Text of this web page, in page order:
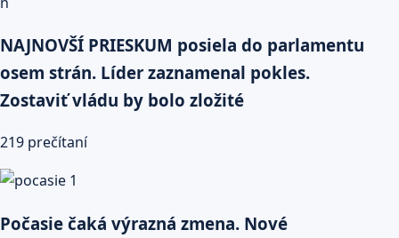
NAJNOVŠÍ PRIESKUM posiela do parlamentu
osem strán. Líder zaznamenal pokles.
Zostaviť vládu by bolo zložité
219 prečítaní
Počasie čaká výrazná zmena. Nové